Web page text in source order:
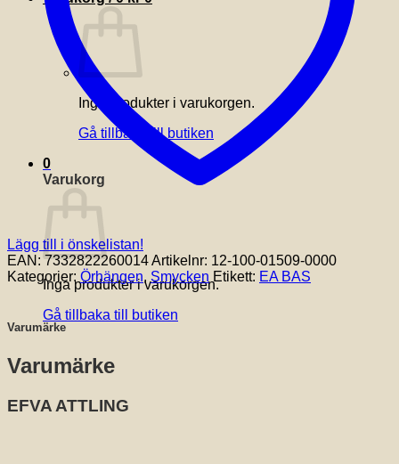
Inga produkter i varukorgen.
Gå tillbaka till butiken
0
Varukorg
Inga produkter i varukorgen.
Gå tillbaka till butiken
Lägg till i önskelistan!
EAN:7332822260014Artikelnr: 12-100-01509-0000
Kategorier: Örhängen, Smycken Etikett: EA BAS
Varumärke
Varumärke
EFVA ATTLING